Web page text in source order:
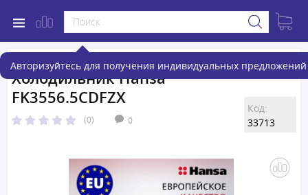
Авторизуйтесь для получения индивидуальных предложений
Холодильник Hansa
FK3556.5CDFZX
(0) 0
Код:
33713